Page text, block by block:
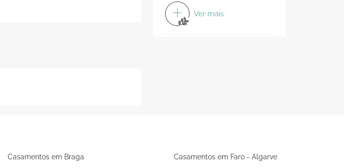
Ver mais
Casamentos em Braga
Casamentos em Faro - Algarve